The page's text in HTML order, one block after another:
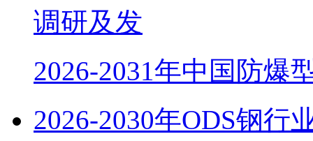
调研及发
2026-2031年中国防爆
2026-2030年ODS钢行